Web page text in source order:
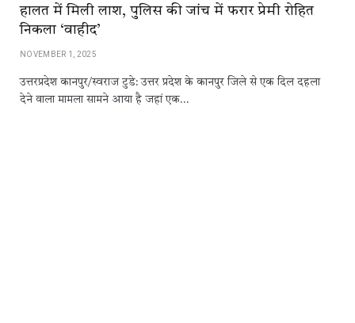
हालत में मिली लाश, पुलिस की जांच में फरार प्रेमी रोहित
निकला ‘वाहीद’
NOVEMBER 1, 2025
उत्तरप्रदेश कानपुर/स्वराज टुडे: उत्तर प्रदेश के कानपुर जिले से एक दिल दहला
देने वाला मामला सामने आया है जहां एक…